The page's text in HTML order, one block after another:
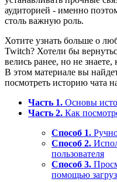
аудиторией - именно
столь важную роль.
Хотите узнать больше о
Twitch? Хотели бы
велись ранее, но не
В этом материале вы
посмотреть историю чата
Часть 1. Основы
Часть 2. Как
Способ 1.
Способ 2.
пользователя
Способ 3.
помощью